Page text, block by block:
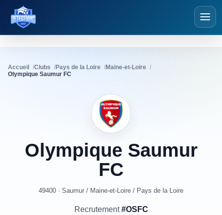
Détections Foot
Accueil Clubs Pays de la Loire
Maine-et-Loire
Olympique Saumur FC
Olympique Saumur
FC
49400 · Saumur / Maine-et-Loire / Pays de la Loire
Recrutement#OSFC